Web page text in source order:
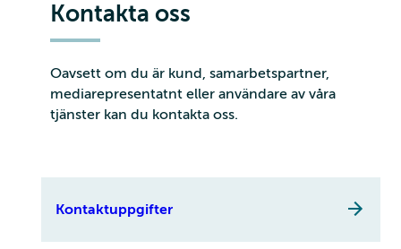
Kontakta oss
Oavsett om du är kund, samarbetspartner,
mediarepresentatnt eller användare av våra
tjänster kan du kontakta oss.
Kontaktuppgifter